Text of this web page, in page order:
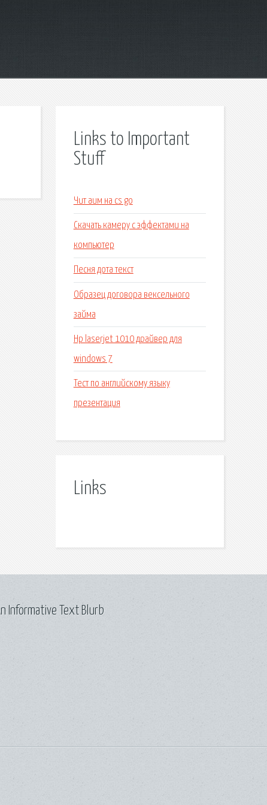
Links to Important
Stuff
Чит аим на cs go
Скачать камеру с эффектами на
компьютер
Песня дота текст
Образец договора вексельного
займа
Hp laserjet 1010 драйвер для
windows 7
Тест по английскому языку
презентация
Links
Informative Text Blurb